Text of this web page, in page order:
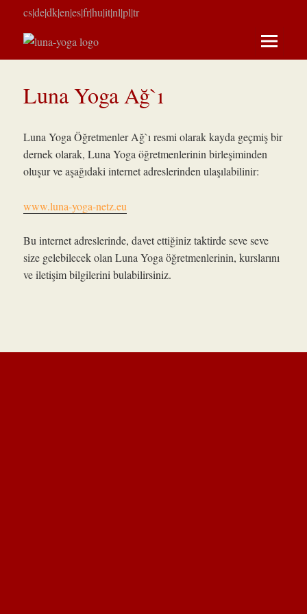
cs|de|dk|en|es|fr|hu|it|nl|pl|tr
MENÜ
Luna Yoga Ağ`ı
Luna Yoga Öğretmenler Ağ`ı resmi olarak kayda geçmiş bir
dernek olarak, Luna Yoga öğretmenlerinin birleşiminden
oluşur ve aşağıdaki internet adreslerinden ulaşılabilinir:
www.luna-yoga-netz.eu
Bu internet adreslerinde, davet ettiğiniz taktirde seve seve
size gelebilecek olan Luna Yoga öğretmenlerinin, kurslarını
ve iletişim bilgilerini bulabilirsiniz.